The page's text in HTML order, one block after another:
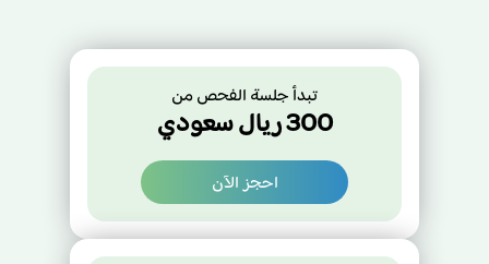
تبدأ جلسة الفحص من
300ريال سعودي
احجز الآن